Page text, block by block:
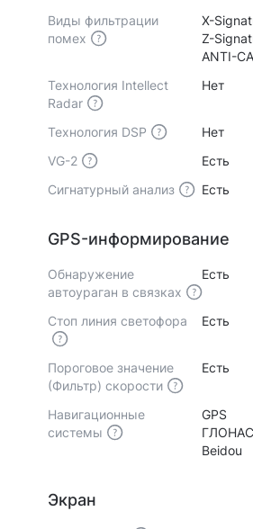
Виды фильтрации
помех
X-
Z-
ANTI-
Технология Intellect
Radar
Нет
Технология DSP
Нет
VG-2
Есть
Сигнатурный анализ
Есть
GPS-информирование
Обнаружение
автоураган в связках
Есть
Стоп линия светофора Есть
Пороговое значение
(Фильтр) скорости
Есть
Навигационные
системы
GPS
Beidou
Экран